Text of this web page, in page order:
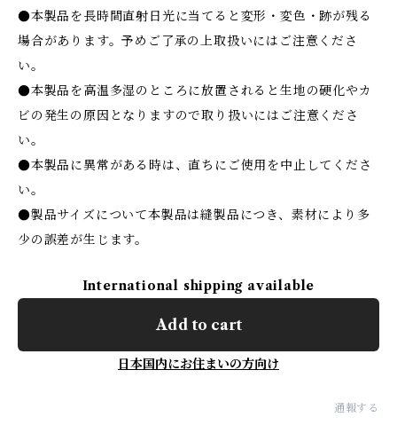
●本製品を長時間直射日光に当てると変形・変色・跡が残る
場合があります。予めご了承の上取扱いにはご注意くださ
い。
●本製品を高温多湿のところに放置されると生地の硬化やカ
ビの発生の原因となりますので取り扱いにはご注意くださ
い。
●本製品に異常がある時は、直ちにご使用を中止してくださ
い。
●製品サイズについて本製品は縫製品につき、素材により多
少の誤差が生じます。
International shipping available
Add to cart
日本国内にお住まいの方向け
通報する